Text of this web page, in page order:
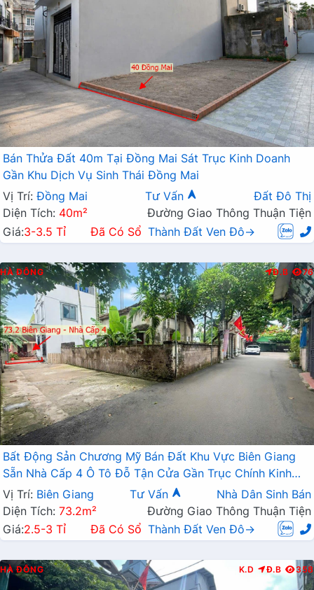
Bán Thửa Đất 40m Tại Đồng Mai Sát Trục Kinh Doanh
Gần Khu Dịch Vụ Sinh Thái Đồng Mai
Vị Trí: Đồng Mai Tư Vấn
Đất Đô Thị
Diện Tích: 40m²
Đường Giao Thông Thuận Tiện
Giá:3-3.5 Tỉ Đã Có Sổ Thành Đất Ven Đô→
HÀ ĐÔNG Đ.B 76
Bất Động Sản Chương Mỹ Bán Đất Khu Vực Biên Giang
Sẵn Nhà Cấp 4 Ô Tô Đỗ Tận Cửa Gần Trục Chính Kinh
Doanh
Vị Trí: Biên Giang Tư Vấn
Nhà Dân Sinh Bán
Diện Tích: 73.2m²
Đường Giao Thông Thuận Tiện
Giá:2.5-3 Tỉ Đã Có Sổ Thành Đất Ven Đô→
HÀ ĐÔNG K.D Đ.B 358